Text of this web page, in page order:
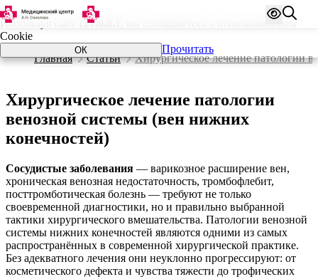
Используя сайт 127.0.0.1
, вы соглашаетесь с использованием
Cookie
ОК Прочитать
Главная Статьи Хирургическое лечение патологии
Хирургическое лечение патологии
венозной системы (вен нижних
конечностей)
Сосудистые заболевания — варикозное расширение вен,
хроническая венозная недостаточность, тромбофлебит,
посттромботическая болезнь — требуют не только
своевременной диагностики, но и правильно выбранной
тактики хирургического вмешательства. Патологии венозной
системы нижних конечностей являются одними из самых
распространённых в современной хирургической практике.
Без адекватного лечения они неуклонно прогрессируют: от
косметического дефекта и чувства тяжести до трофических